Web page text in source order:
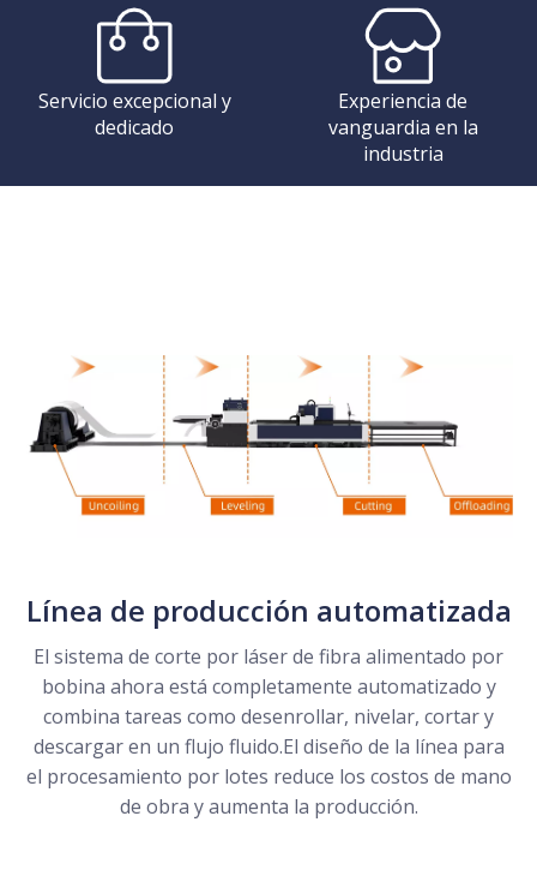
Servicio excepcional y
dedicado
Experiencia de
vanguardia en la
industria
Línea de producción automatizada
El sistema de corte por láser de fibra alimentado por
bobina ahora está completamente automatizado y
combina tareas como desenrollar, nivelar, cortar y
descargar en un flujo fluido.El diseño de la línea para
el procesamiento por lotes reduce los costos de mano
de obra y aumenta la producción.